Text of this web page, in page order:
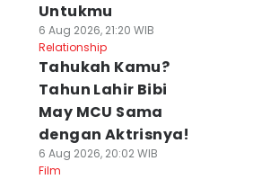
Untukmu
6 Aug 2026, 21:20 WIB
Relationship
Tahukah Kamu?
Tahun Lahir Bibi
May MCU Sama
dengan Aktrisnya!
6 Aug 2026, 20:02 WIB
Film